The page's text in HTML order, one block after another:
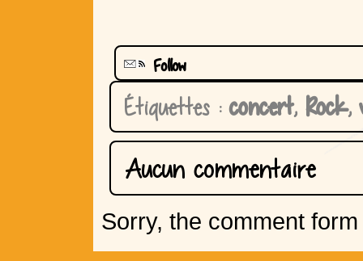
Follow
Étiquettes : concert, Rock,
Aucun commentaire
Sorry, the comment